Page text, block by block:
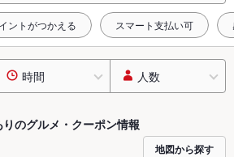
ントがつかえる スマート支払い可
時間 人数
のグルメ・クーポン情報
地図から探す